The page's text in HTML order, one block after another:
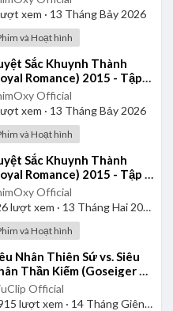
xem · 13 Tháng Bảy 2026
và Hoạt hình
Sắc Khuynh Thành
Romance) 2015 - Tập
| Lồng Tiếng
Official
xem · 13 Tháng Bảy 2026
và Hoạt hình
Sắc Khuynh Thành
Romance) 2015 - Tập 1
Tiếng
Official
lượt xem · 13 Tháng Hai 2025
và Hoạt hình
Nhân Thiên Sứ vs. Siêu
Thần Kiếm (Goseiger vs.
| Vietsub
Official
lượt xem · 14 Tháng Giêng 2025